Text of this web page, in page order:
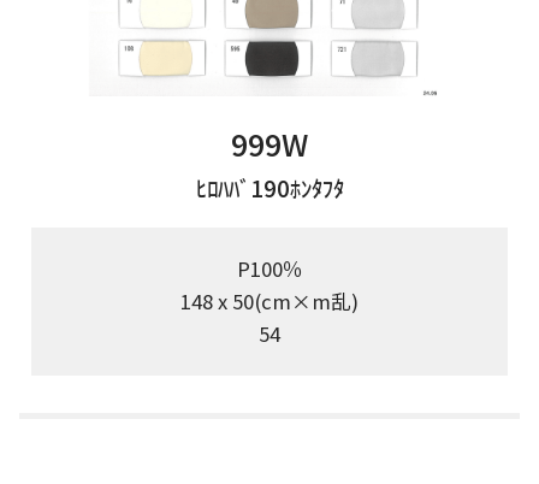
999W
ﾋﾛﾊﾊﾞ190ﾎﾝﾀﾌﾀ
P100％
148 x 50(cm×m乱)
54